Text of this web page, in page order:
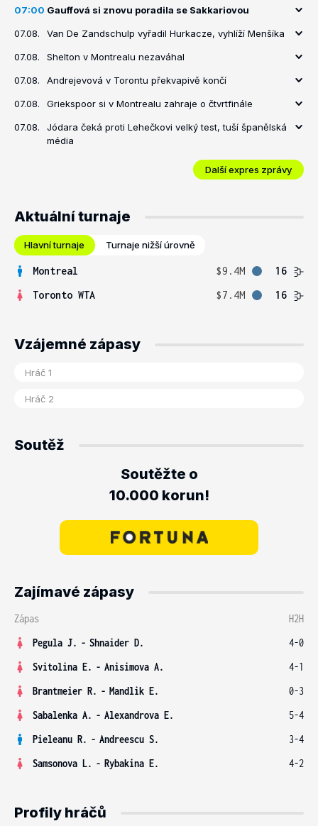
07:00 Gauffová si znovu poradila se Sakkariovou
07.08. Van De Zandschulp vyřadil Hurkacze, vyhlíží Menšíka
07.08. Shelton v Montrealu nezaváhal
07.08. Andrejevová v Torontu překvapivě končí
07.08. Griekspoor si v Montrealu zahraje o čtvrtfinále
07.08.
Jódara čeká proti Lehečkovi velký test, tuší španělská
média
Další expres zprávy
Aktuální turnaje
Hlavní turnaje Turnaje nižší úrovně
Montreal $9.4M
16
Toronto WTA
$7.4M 16
Vzájemné zápasy
Soutěž
Soutěžte o
10.000 korun!
Zajímavé zápasy
Zápas
H2H
Pegula J. - Shnaider D.
4-0
Svitolina E. - Anisimova A.
4-1
Brantmeier R. - Mandlik E.
0-3
Sabalenka A. - Alexandrova E.
5-4
Pieleanu R. - Andreescu S.
3-4
Samsonova L. - Rybakina E. 4-2
Profily hráčů